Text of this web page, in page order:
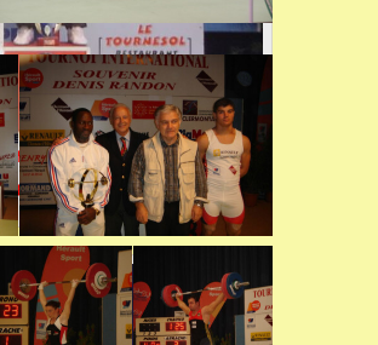
2ème Agnès
NOËL (France)